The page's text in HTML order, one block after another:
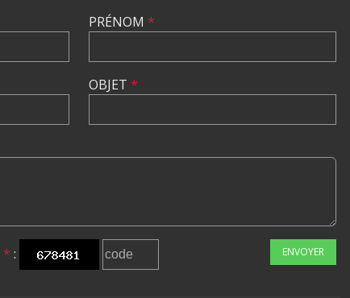
PRÉNOM *
OBJET *
* : ENVOYER